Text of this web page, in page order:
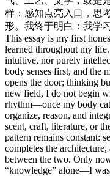
样：感知点亮入口，思
形。我终于明白：我学
This essay is my first
learned throughout my
intuitive, nor purely
body senses first, and the
opens the door; thinking
new field, I do not begin
rhythm—once my body
organize, reason, and
scent, craft, literature, or
pattern remains constant:
completes the
between the two. Only
“knowledge” alone—I